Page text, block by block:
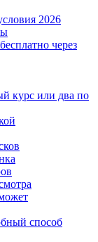
2026
через
курс или два по
способ